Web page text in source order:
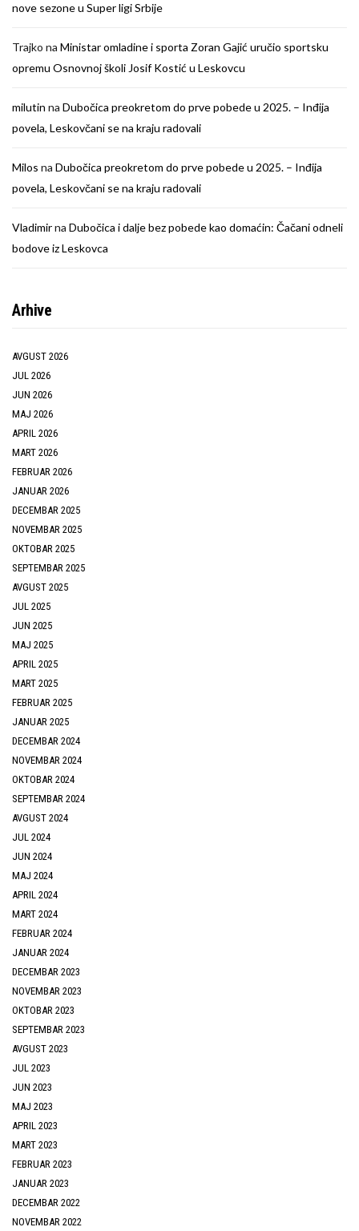
nove sezone u Super ligi Srbije
Trajko na Ministar omladine i sporta Zoran Gajić uručio sportsku
opremu Osnovnoj školi Josif Kostić u Leskovcu
milutin na Dubočica preokretom do prve pobede u 2025. – Inđija
povela, Leskovčani se na kraju radovali
Milos na Dubočica preokretom do prve pobede u 2025. – Inđija
povela, Leskovčani se na kraju radovali
Vladimirna Dubočica i dalje bez pobede kao domaćin: Čačani odneli
bodove iz Leskovca
Arhive
AVGUST 2026
JUL 2026
JUN 2026
MAJ 2026
APRIL 2026
MART 2026
FEBRUAR 2026
JANUAR 2026
DECEMBAR 2025
NOVEMBAR 2025
OKTOBAR 2025
SEPTEMBAR 2025
AVGUST 2025
JUL 2025
JUN 2025
MAJ 2025
APRIL 2025
MART 2025
FEBRUAR 2025
JANUAR 2025
DECEMBAR 2024
NOVEMBAR 2024
OKTOBAR 2024
SEPTEMBAR 2024
AVGUST 2024
JUL 2024
JUN 2024
MAJ 2024
APRIL 2024
MART 2024
FEBRUAR 2024
JANUAR 2024
DECEMBAR 2023
NOVEMBAR 2023
OKTOBAR 2023
SEPTEMBAR 2023
AVGUST 2023
JUL 2023
JUN 2023
MAJ 2023
APRIL 2023
MART 2023
FEBRUAR 2023
JANUAR 2023
DECEMBAR 2022
NOVEMBAR 2022